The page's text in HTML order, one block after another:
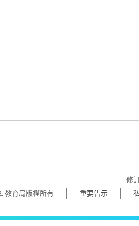
修
教育局版權所有
重要告示